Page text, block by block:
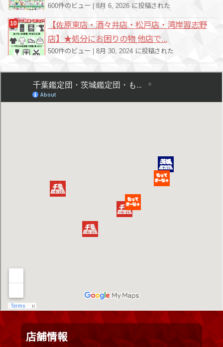
600件のビュー | 8月 6, 2026 に投稿された
【佐原東店・酒々井店・松戸店・湾岸習志野
店】★処分にお困りの物 他店で...
500件のビュー 8月 30, 2024 に投稿された
店舗情報